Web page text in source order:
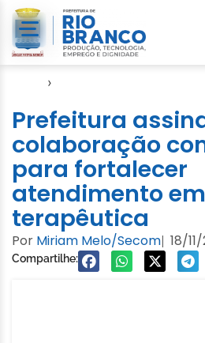
›
Prefeitura
colaboração
para fortalecer
atendimento
terapêutica
Por Miriam Melo/Secom| 18/
Compartilhe: